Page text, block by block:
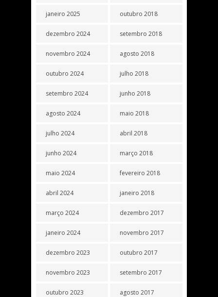
janeiro 2025
dezembro 2024
novembro 2024
outubro 2024
setembro 2024
agosto 2024
julho 2024
junho 2024
maio 2024
abril 2024
março 2024
janeiro 2024
dezembro 2023
novembro 2023
outubro 2023
outubro 2018
setembro 2018
agosto 2018
julho 2018
junho 2018
maio 2018
abril 2018
março 2018
fevereiro 2018
janeiro 2018
dezembro 2017
novembro 2017
outubro 2017
setembro 2017
agosto 2017